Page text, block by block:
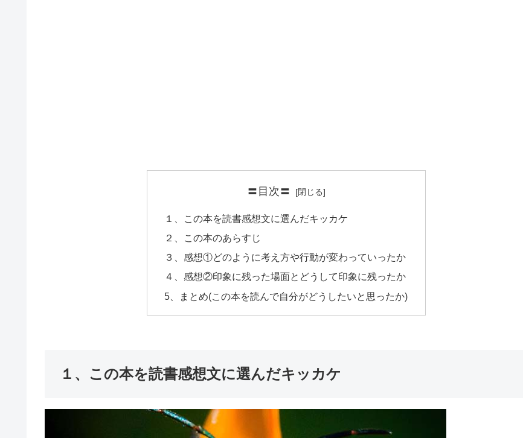
〓目次〓
１、この本を読書感想文に選んだキッカケ
２、この本のあらすじ
３、感想①どのように考え方や行動が変わっていったか
４、感想②印象に残った場面とどうして印象に残ったか
5、まとめ(この本を読んで自分がどうしたいと思ったか)
１、この本を読書感想文に選んだキッカケ